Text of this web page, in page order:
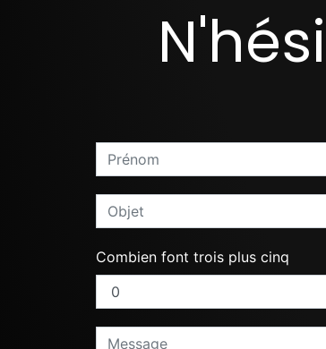
Combien font trois plus cinq